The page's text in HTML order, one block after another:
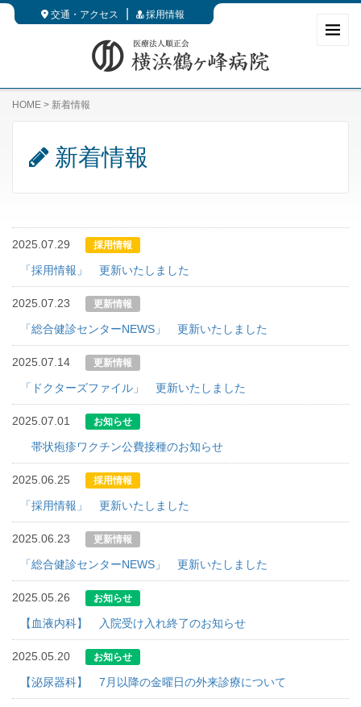
交通・アクセス 採用情報
HOME > 新着情報
新着情報
2025.07.29 採用情報
「採用情報」 更新いたしました
2025.07.23 更新情報
「総合健診センターNEWS」 更新いたしました
2025.07.14 更新情報
「ドクターズファイル」 更新いたしました
2025.07.01 お知らせ
帯状疱疹ワクチン公費接種のお知らせ
2025.06.25 採用情報
「採用情報」 更新いたしました
2025.06.23 更新情報
「総合健診センターNEWS」 更新いたしました
2025.05.26 お知らせ
【血液内科】 入院受け入れ終了のお知らせ
2025.05.20 お知らせ
【泌尿器科】 7月以降の金曜日の外来診療について